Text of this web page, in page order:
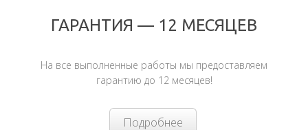
ГАРАНТИЯ — 12 МЕСЯЦЕВ
На все выполненные работы мы предоставляем
гарантию до 12 месяцев!
Подробнее